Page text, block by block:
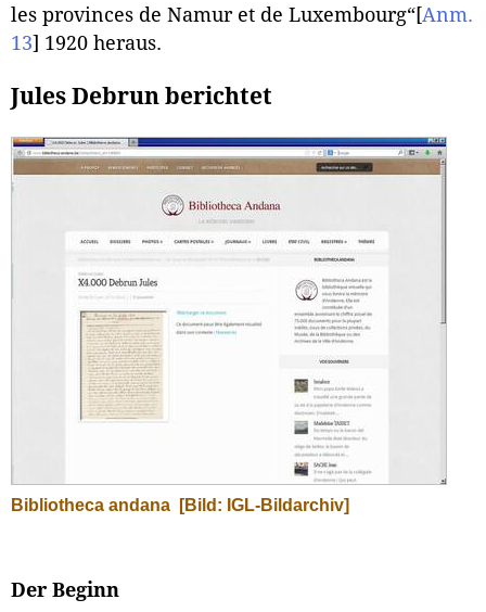
les provinces de Namur et de Luxembourg“[Anm.
13] 1920 heraus.
Jules Debrun berichtet
Bibliotheca andana [Bild: IGL-Bildarchiv]
Der Beginn